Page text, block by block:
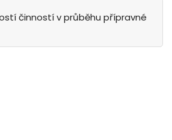
činností v průběhu přípravné